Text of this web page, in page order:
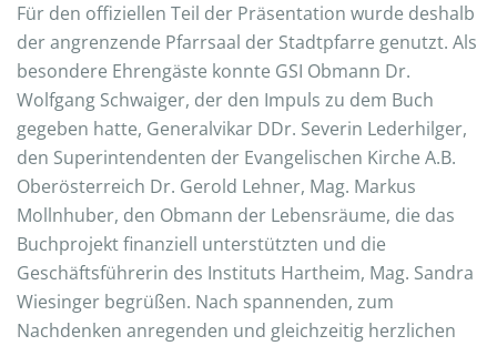
Für den offiziellen Teil der Präsentation wurde deshalb
der angrenzende Pfarrsaal der Stadtpfarre genutzt. Als
besondere Ehrengäste konnte GSI Obmann Dr.
Wolfgang Schwaiger, der den Impuls zu dem Buch
gegeben hatte, Generalvikar DDr. Severin Lederhilger,
den Superintendenten der Evangelischen Kirche A.B.
Oberösterreich Dr. Gerold Lehner, Mag. Markus
Mollnhuber, den Obmann der Lebensräume, die das
Buchprojekt finanziell unterstützten und die
Geschäftsführerin des Instituts Hartheim, Mag. Sandra
Wiesinger begrüßen. Nach spannenden, zum
Nachdenken anregenden und gleichzeitig herzlichen